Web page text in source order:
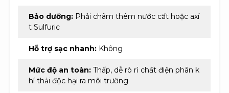
Bảo dưỡng: Phải châm thêm nước cất hoặc axí
t Sulfuric
Hỗ trợ sạc nhanh: Không
Mức độ an toàn: Thấp, dễ rò rỉ chất điện phân k
hí thải độc hại ra môi trường